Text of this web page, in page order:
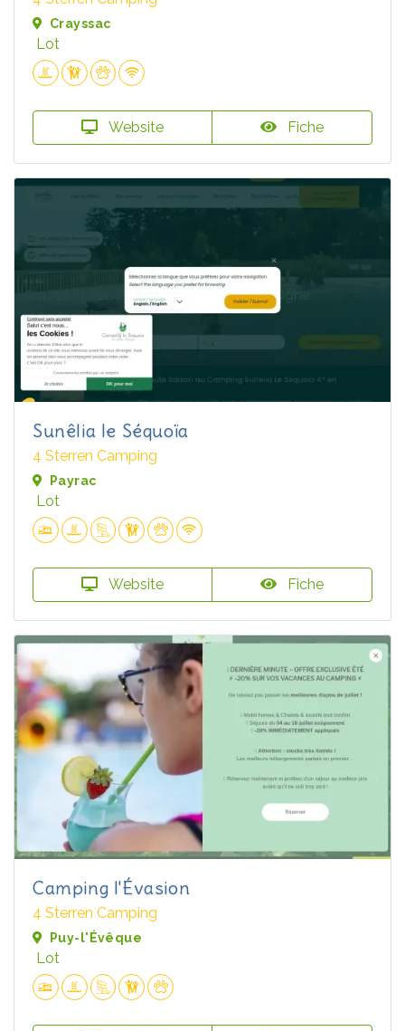
Crayssac
Lot
Website Fiche
Sunêlia le Séquoïa
4 Sterren Camping
Payrac
Lot
Website Fiche
Camping l'Évasion
4 Sterren Camping
Puy-l'Évêque
Lot